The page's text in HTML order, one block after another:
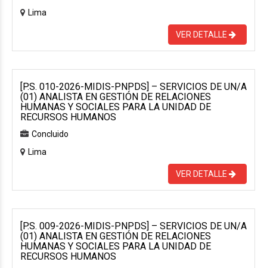
Lima
VER DETALLE
[P.S. 010-2026-MIDIS-PNPDS] – SERVICIOS DE UN/A
(01) ANALISTA EN GESTIÓN DE RELACIONES
HUMANAS Y SOCIALES PARA LA UNIDAD DE
RECURSOS HUMANOS
Concluido
Lima
VER DETALLE
[P.S. 009-2026-MIDIS-PNPDS] – SERVICIOS DE UN/A
(01) ANALISTA EN GESTIÓN DE RELACIONES
HUMANAS Y SOCIALES PARA LA UNIDAD DE
RECURSOS HUMANOS